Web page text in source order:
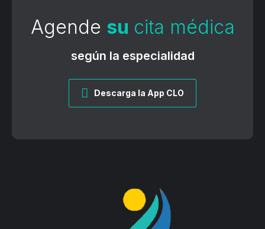
Agende su cita médica
según la especialidad
Descarga la App CLO